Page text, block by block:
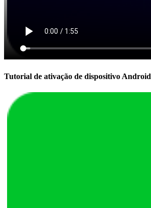
Tutorial de ativação de dispositivo Android